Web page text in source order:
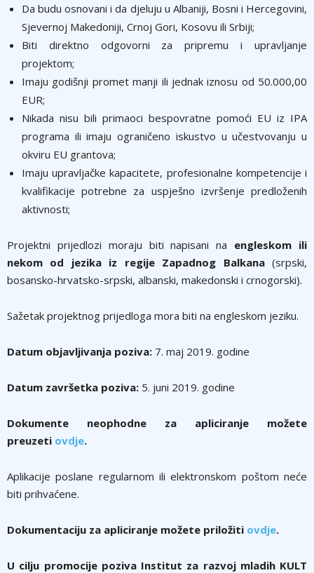
Da budu osnovani i da djeluju u Albaniji, Bosni i Hercegovini,
Sjevernoj Makedoniji, Crnoj Gori, Kosovu ili Srbiji;
Biti direktno odgovorni za pripremu i upravljanje
projektom;
Imaju godišnji promet manji ili jednak iznosu od 50.000,00
EUR;
Nikada nisu bili primaoci bespovratne pomoći EU iz IPA
programa ili imaju ograničeno iskustvo u učestvovanju u
okviru EU grantova;
Imaju upravljačke kapacitete, profesionalne kompetencije i
kvalifikacije potrebne za uspješno izvršenje predloženih
aktivnosti;
Projektni prijedlozi moraju biti napisani na engleskom ili
nekom od jezika iz regije Zapadnog Balkana(srpski,
bosansko-hrvatsko-srpski, albanski, makedonski i crnogorski).
Sažetak projektnog prijedloga mora biti na engleskom jeziku.
Datum objavljivanja poziva: 7. maj 2019. godine
Datum završetka poziva: 5. juni 2019. godine
Dokumente neophodne za apliciranje možete
preuzeti ovdje.
Aplikacije poslane regularnom ili elektronskom poštom neće
biti prihvaćene.
Dokumentaciju za apliciranje možete priložiti ovdje.
U cilju promocije poziva Institut za razvoj mladih KULT